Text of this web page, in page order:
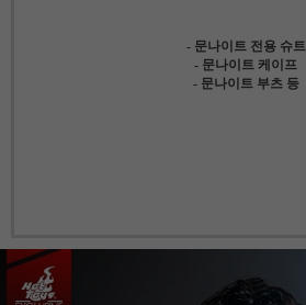
- 문나이트 전용 슈트
- 문나이트 케이프
- 문나이트 부츠 등